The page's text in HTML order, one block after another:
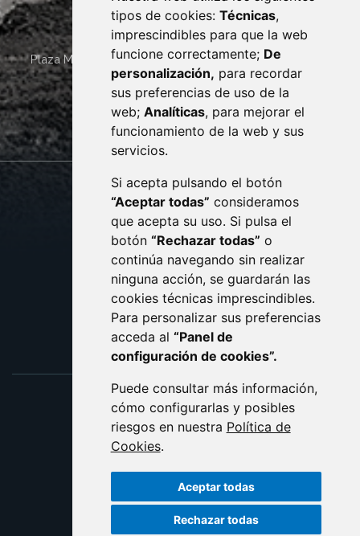
tipos de cookies: Técnicas,
imprescindibles para que la web
funcione correctamente; De
personalización, para recordar
sus preferencias de uso de la
web; Analíticas, para mejorar el
funcionamiento de la web y sus
servicios.
Si acepta pulsando el botón
“Aceptar todas” consideramos
que acepta su uso. Si pulsa el
botón “Rechazar todas” o
continúa navegando sin realizar
ninguna acción, se guardarán las
cookies técnicas imprescindibles.
Para personalizar sus preferencias
acceda al “Panel de
configuración de cookies”.
Puede consultar más información,
cómo configurarlas y posibles
riesgos en nuestra Política de
Cookies.
Aceptar todas
Rechazar todas
Plaza Mayor 4 22400 MONZÓN - ARAGÓN (ESPAÑA)
· (34) 974 400 700 ·
sac@monzon.es
monzon.es
CONTACTO
AVISO LEGAL
PROTECCIÓN DE DATOS
POLÍTICA DE COOKIES
ACCESIBILIDAD
ENLACE EXTERNO AL